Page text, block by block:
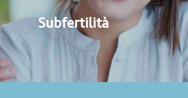
Subfertilità